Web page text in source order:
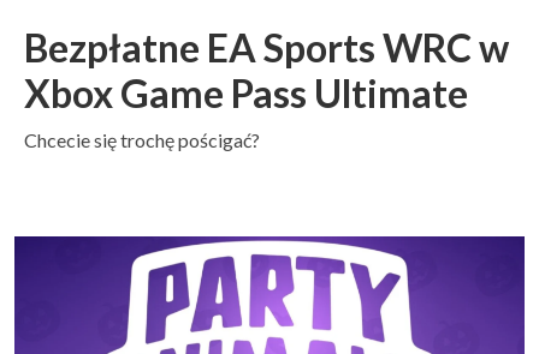
Bezpłatne EA Sports WRC w
Xbox Game Pass Ultimate
Chcecie się trochę pościgać?